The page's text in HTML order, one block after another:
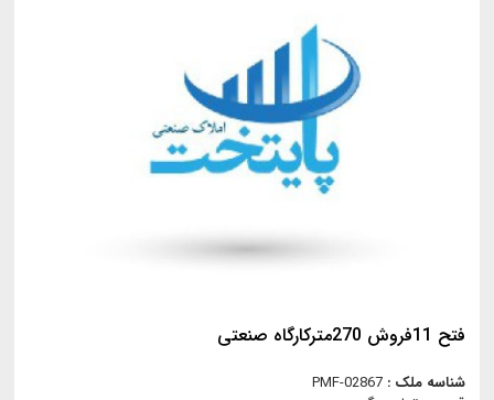
فتح 11فروش 270مترکارگاه صنعتی
شناسه ملک : PMF-02867